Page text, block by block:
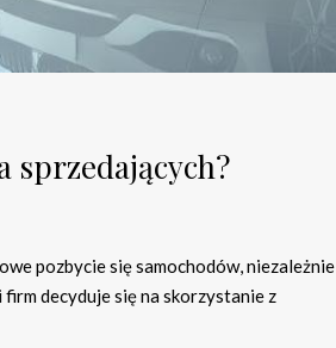
sprzedających?
pozbycie się samochodów, niezależnie
decyduje się na skorzystanie z